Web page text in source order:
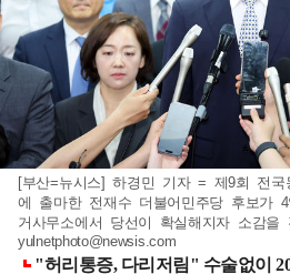
[부산=뉴시스] 하경민 기자 = 제9회 전국
에 출마한 전재수 더불어민주당 후보가
거사무소에서 당선이 확실해지자 소감을
yulnetphoto@newsis.com